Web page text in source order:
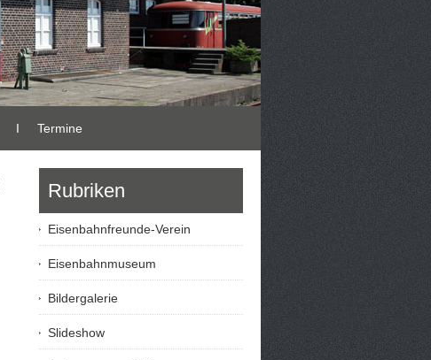
Ι Termine
Rubriken
Eisenbahnfreunde-Verein
Eisenbahnmuseum
Bildergalerie
Slideshow